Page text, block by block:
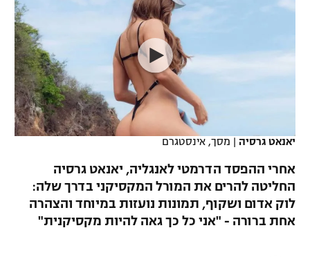
תוצאות
לוח שידורים
מכבי חיפה
בית"ר ירושלים
הפועל תל אביב
הפועל חיפה
הפועל באר שבע
ליגה טורקית
ליגה סינית
כדורסל נשים
דני אבדיה
שחייה
ג'ודו
אגרוף
יאנאט גרסיה | מסך, אינסטגרם
אחרי ההפסד הדרמטי לאנגליה, יאנאט גרסיה
החליטה להרים את המורל המקסיקני בדרך שלה:
לוק אדום ושקוף, תמונות נועזות במיוחד והצהרה
אחת ברורה - "אני כל כך גאה להיות מקסיקנית"